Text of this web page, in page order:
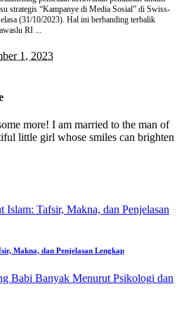
strategis “Kampanye di Media Sosial” di Swiss-
(31/10/2023). Hal ini berbanding terbalik
RI
1, 2023
more! I am married to the man of
little girl whose smiles can brighten
Makna, dan Penjelasan Lengkap